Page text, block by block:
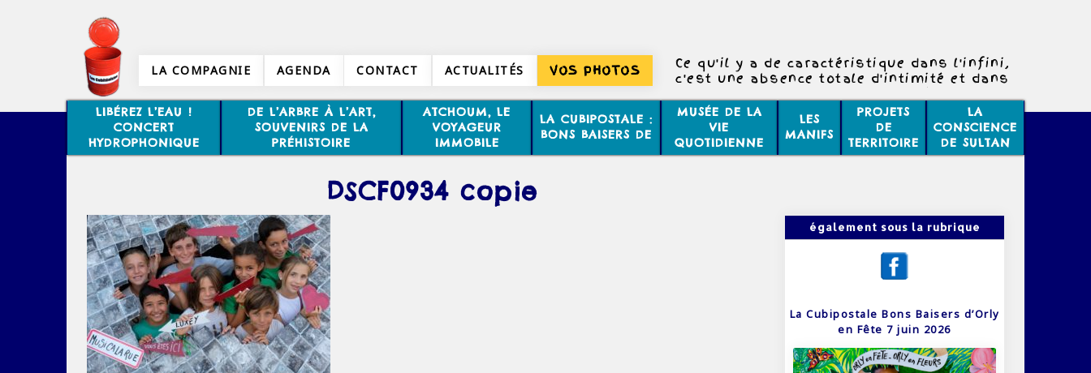
LA COMPAGNIE AGENDA CONTACT ACTUALITÉS VOS PHOTOS
Ce qu'il y a de caractéristique dans l'infini,
c'est une absence totale d'intimité et dans
l'éternité une absence totale d'horaires..
LIBÉREZ L’EAU !
CONCERT
HYDROPHONIQUE
DE L’ARBRE À L’ART,
SOUVENIRS DE LA
PRÉHISTOIRE
ATCHOUM, LE
VOYAGEUR
IMMOBILE
LA CUBIPOSTALE :
BONS BAISERS DE
MUSÉE DE LA
VIE
QUOTIDIENNE
LES
MANIFS
PROJETS
DE
TERRITOIRE
LA
CONSCIENCE
DE SULTAN
DSCF0934 copie
également sous la rubrique
La Cubipostale Bons Baisers d’Orly
en Fête 7 juin 2026